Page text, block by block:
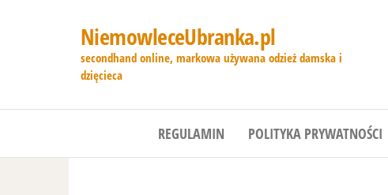
NiemowleceUbranka.pl
secondhand online, markowa używana odzież damska i
dzięcieca
REGULAMIN POLITYKA PRYWATNOŚCI